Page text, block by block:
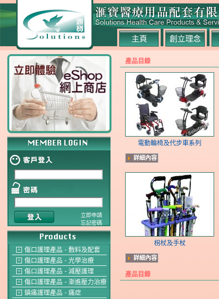
主頁 創立理念
立即申請
忘記密碼
＋ 傷口護理產品 - 敷料及配套
＋ 傷口護理產品 - 光學治療
＋ 傷口護理產品 - 減壓護理
＋ 傷口護理產品 - 漸進壓力治療
＋ 鎮痛護理產品 - 痛症
產品目錄
電動輪椅及代步車系列
詳細內容
柺杖及手杖
詳細內容
產品目錄